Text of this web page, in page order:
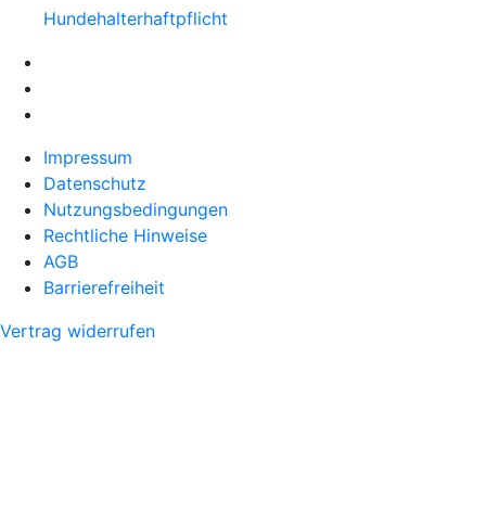
Hundehalter­haftpflicht
Impressum
Datenschutz
Nutzungsbedingungen
Rechtliche Hinweise
AGB
Barrierefreiheit
Vertrag widerrufen